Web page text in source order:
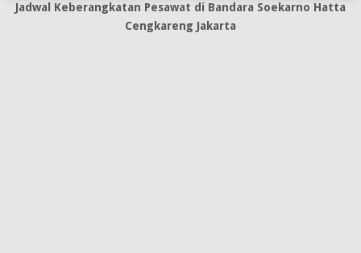
Jadwal Keberangkatan Pesawat di Bandara Soekarno Hatta
Cengkareng Jakarta